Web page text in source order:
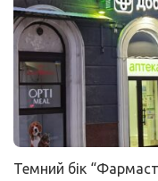
Темний бік